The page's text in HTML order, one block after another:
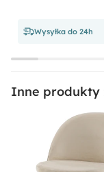
Wysyłka do 24h
Inne produkty